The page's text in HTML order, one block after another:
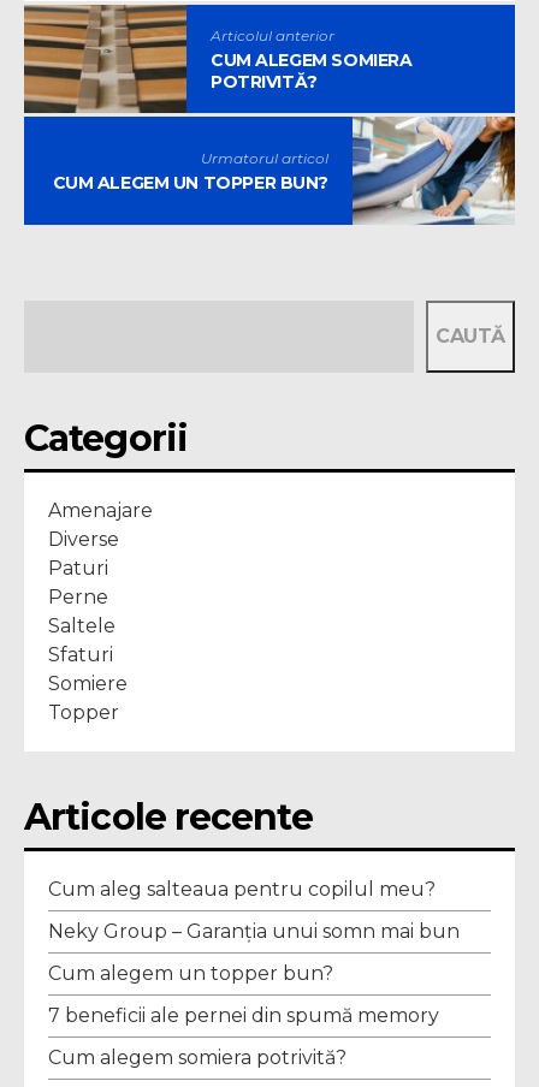
Articolul anterior
CUM ALEGEM SOMIERA
POTRIVITĂ?
Urmatorul articol
CUM ALEGEM UN TOPPER BUN?
CAUTĂ
Categorii
Amenajare
Diverse
Paturi
Perne
Saltele
Sfaturi
Somiere
Topper
Articole recente
Cum aleg salteaua pentru copilul meu?
Neky Group – Garanția unui somn mai bun
Cum alegem un topper bun?
7 beneficii ale pernei din spumă memory
Cum alegem somiera potrivită?